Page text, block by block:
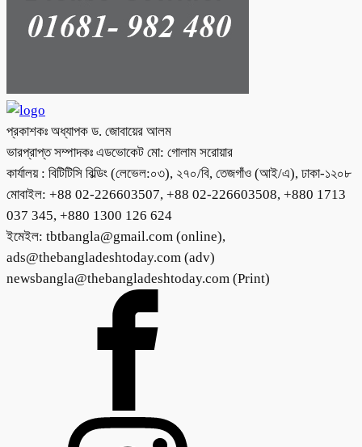
প্রকাশকঃ অধ্যাপক ড. জোবায়ের আলম
ভারপ্রাপ্ত সম্পাদকঃ এডভোকেট মো: গোলাম সরোয়ার
কার্যালয় : বিটিটিসি বিল্ডিং (লেভেল:০৩), ২৭০/বি, তেজগাঁও (আই/এ), ঢাকা-১২০৮
মোবাইল: +88 02-226603507, +88 02-226603508, +880 1713
037 345, +880 1300 126 624
ইমেইল: tbtbangla@gmail.com (online),
ads@thebangladeshtoday.com (adv)
newsbangla@thebangladeshtoday.com (Print)